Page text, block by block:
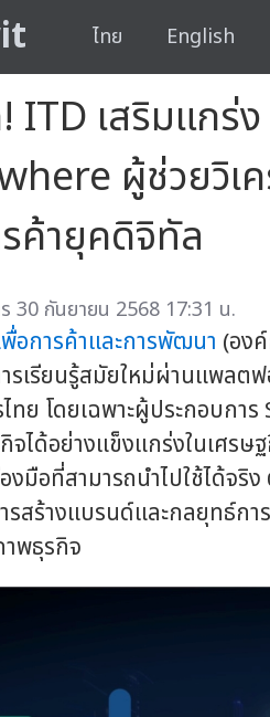
ไทย English
ITD เสริมแก
ผู้ช่วยวิเ
ค้ายุคดิจิทัล
30 กันยายน 2568 17:31 น.
พื่อการค้าและการพัฒนา (อง
ารเรียนรู้สมัยใหม่ผ่านแพล
ย โดยเฉพาะผู้ประกอบการ
ได้อย่างแข็งแกร่งในเศรษ
มือที่สามารถนำไปใช้ได้จริ
สร้างแบรนด์และกลยุทธ์กา
พธุรกิจ